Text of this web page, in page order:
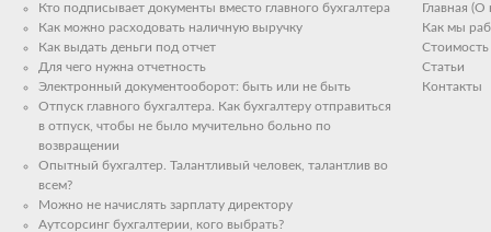
Кто подписывает документы вместо главного бухгалтера
Как можно расходовать наличную выручку
Как выдать деньги под отчет
Для чего нужна отчетность
Электронный документооборот: быть или не быть
Отпуск главного бухгалтера. Как бухгалтеру отправиться
в отпуск, чтобы не было мучительно больно по
возвращении
Опытный бухгалтер. Талантливый человек, талантлив во
всем?
Можно не начислять зарплату директору
Аутсорсинг бухгалтерии, кого выбрать?
Главная (О
Как мы
Стоимость
Статьи
Контакты